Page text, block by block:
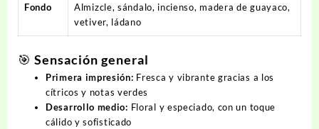
Fondo
Almizcle, sándalo, incienso, madera de guayaco,
vetiver, ládano
🎯 Sensación general
Primera impresión: Fresca y vibrante gracias a los
cítricos y notas verdes
Desarrollo medio: Floral y especiado, con un toque
cálido y sofisticado